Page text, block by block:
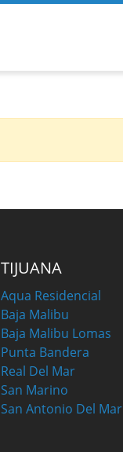
TIJUANA
Aqua Residencial
Baja Malibu
Baja Malibu Lomas
Punta Bandera
Real Del Mar
San Marino
San Antonio Del Mar